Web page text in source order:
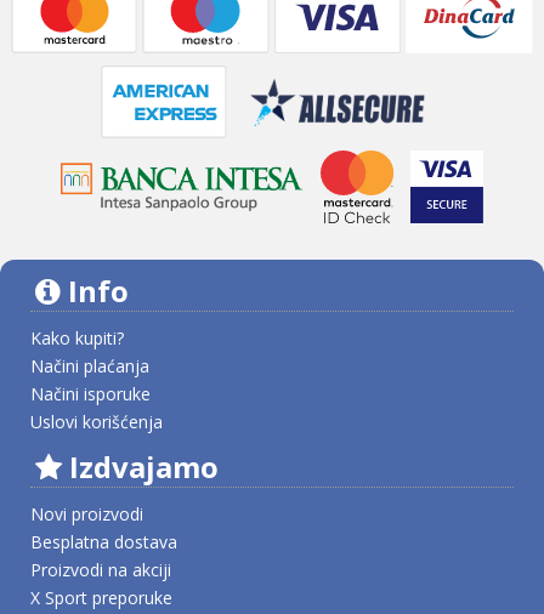
Info
Kako kupiti?
Načini plaćanja
Načini isporuke
Uslovi korišćenja
Izdvajamo
Novi proizvodi
Besplatna dostava
Proizvodi na akciji
X Sport preporuke